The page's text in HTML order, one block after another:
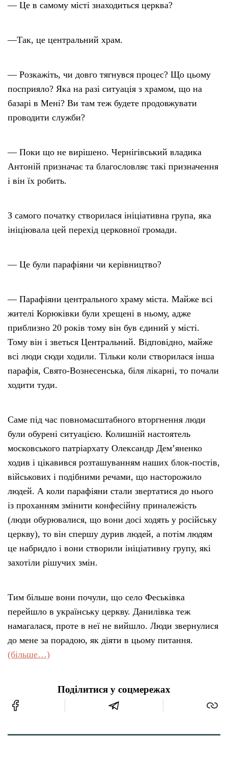
— Це в самому місті знаходиться церква?
—Так, це центральний храм.
— Розкажіть, чи довго тягнувся процес? Що цьому
посприяло? Яка на разі ситуація з храмом, що на
базарі в Мені? Ви там теж будете продовжувати
проводити служби?
— Поки що не вирішено. Чернігівський владика
Антоній призначає та благословляє такі призначення
і він їх робить.
З самого початку створилася ініціативна група, яка
ініціювала цей перехід церковної громади.
— Це були парафіяни чи керівництво?
— Парафіяни центрального храму міста. Майже всі
жителі Корюківки були хрещені в ньому, адже
приблизно 20 років тому він був єдиний у місті.
Тому він і зветься Центральний. Відповідно, майже
всі люди сюди ходили. Тільки коли створилася інша
парафія, Свято-Вознесенська, біля лікарні, то почали
ходити туди.
Саме під час повномасштабного вторгнення люди
були обурені ситуацією. Колишній настоятель
московського патріархату Олександр Дем’яненко
ходив і цікавився розташуванням наших блок-постів,
військових і подібними речами, що насторожило
людей. А коли парафіяни стали звертатися до нього
із проханням змінити конфесійну приналежість
(люди обурювалися, що вони досі ходять у російську
церкву), то він спершу дурив людей, а потім людям
це набридло і вони створили ініціативну групу, які
захотіли рішучих змін.
Тим більше вони почули, що село Феськівка
перейшло в українську церкву. Данилівка теж
намагалася, проте в неї не вийшло. Люди звернулися
до мене за порадою, як діяти в цьому питання.
(більше…)
Поділитися у соцмережах